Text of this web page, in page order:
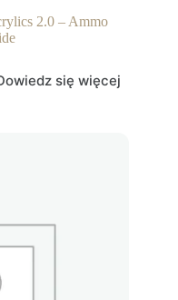
2.0 – Ammo
się więcej